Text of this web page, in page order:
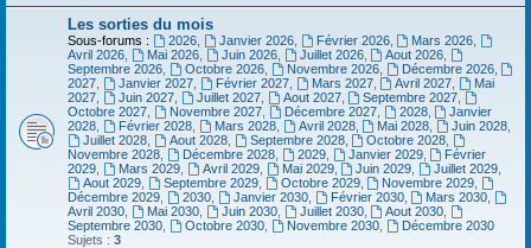
Les sorties du mois
Sous-forums : 2026, Janvier 2026, Février 2026, Mars 2026
Avril 2026
Mai 2026, Juin 2026, Juillet 2026, Aout 2026
Septembre 2026
Octobre 2026, Novembre 2026, Décembre 2026,
2027
Janvier 2027, Février 2027, Mars 2027, Avril 2027
Mai
2027
Juin 2027, Juillet 2027, Aout 2027, Septembre 2027
Octobre 2027
Novembre 2027, Décembre 2027, 2028,
Janvier
2028
Février 2028, Mars 2028, Avril 2028, Mai 2028 Juin 2028
Juillet 2028, Aout 2028, Septembre 2028, Octobre 2028
Novembre 2028
Décembre 2028, 2029, Janvier 2029,
Février
2029
Mars 2029, Avril 2029, Mai 2029, Juin 2029 Juillet 2029
Aout 2029, Septembre 2029, Octobre 2029, Novembre 2029
Décembre 2029
2030, Janvier 2030, Février 2030, Mars 2030
Avril 2030
Mai 2030, Juin 2030, Juillet 2030, Aout 2030
Septembre 2030
Octobre 2030, Novembre 2030,
Décembre 2030
Sujets : 3